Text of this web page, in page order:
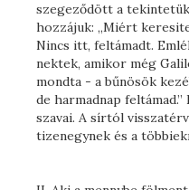
szegeződött a
hozzájuk: „Miért
Nincs itt, feltámadt.
nektek, amikor még
mondta - a bűnösök
de harmadnap
szavai. A sírtól
tizenegynek és a